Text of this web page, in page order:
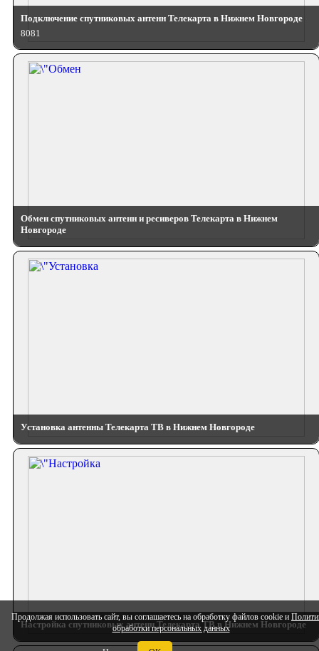
Продолжая использовать сайт, вы соглашаетесь на обработку файлов cookie и
обработки персональных данных
Подключение спутниковых антенн Телекарта в Нижнем Новгороде
8081
Обмен спутниковых антенн и ресиверов Телекарта в Нижнем
Новгороде
Установка антенны Телекарта ТВ в Нижнем Новгороде
Настройка спутниковых антенн Телекарта ТВ в Нижнем Новгороде